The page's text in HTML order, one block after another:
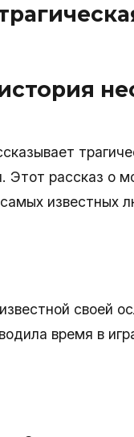
Этот рассказ о
известных
своей
время в